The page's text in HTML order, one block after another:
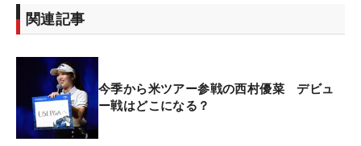
関連記事
今季から米ツアー参戦の西村優菜 デビュ
ー戦はどこになる？